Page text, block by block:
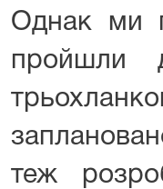
Однак ми
пройшли
теж